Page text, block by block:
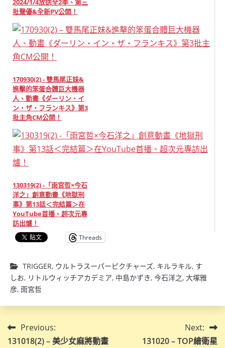
2024/1/4放送全2季、第三
批聲優&全新PV公開！
170930(2) - 雙馬尾正妹&
進擊的笨蛋合體巨大機器
人、動畫《ダーリン・イ
ン・ザ・フランキス》第3
批主角CM公開！
130319(2) -「雨宮哲×今石
洋之」創意動畫《地獄刑
事》第13話＜完結篇＞在
YouTube首播、超次元專
訪出爐！
Threads
TRIGGER, ウルトラスーパーピクチャーズ, キルラキル, す
しお, リトルウィッチアカデミア, 中島かずき, 今石洋之, 大塚雅
彦, 雨宮哲
文 Previous:
131018(2) – 美少女麻將動畫
Next:
131020 – TOP繪衛星